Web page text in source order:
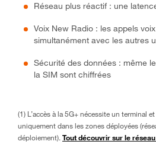
Réseau plus réactif : une
Voix New Radio : les appels
simultanément avec les autres
Sécurité des données : même
la SIM sont chiffrées
(1) L’accès à la 5G+ nécessite un terminal
uniquement dans les zones déployées
déploiement). Tout découvrir sur le réseau